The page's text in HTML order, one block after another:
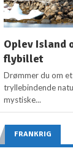
Oplev Island
flybillet
Drømmer du om
tryllebindende
mystiske...
FRANKRIG